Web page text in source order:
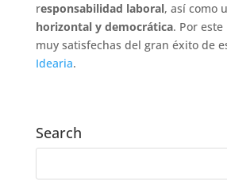
responsabilidad laboral, así como
horizontal y democrática. Por este
muy satisfechas del gran éxito de
Idearia.
Search